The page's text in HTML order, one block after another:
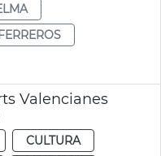
Valencianes
CULTURA